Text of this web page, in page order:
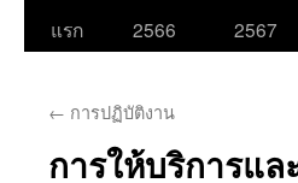
ไป
เนื้อหา
แรก
2566
2567
← การปฏิบัติงาน
การให้บริการแ